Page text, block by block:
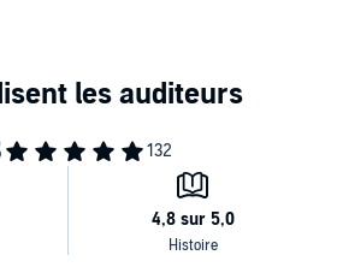
? Pas sûr quand il se mêle
Objectif n°1 : ne plus sombrer."
Tentiller...